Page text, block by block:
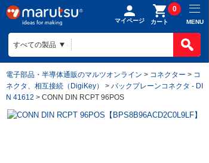
マイページ カート
0
MENU
電子部品・半導体通販のマルツオンライン > コネクター > コ
ネクタ、相互接続（DigiKey）
> バックプレーンコネクタ - DI
N 41612 > CONN DIN RCPT 96POS